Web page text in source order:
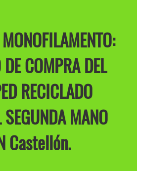
COMPRA DEL
RECICLADO
SEGUNDA MANO
Castellón.